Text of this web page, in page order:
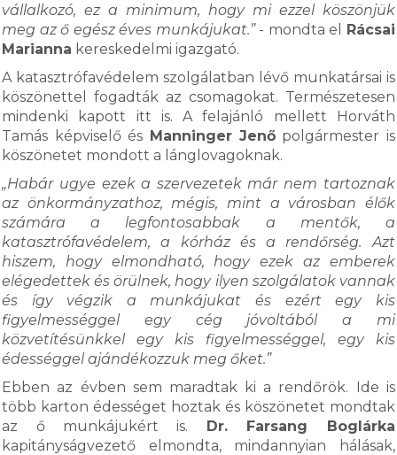
vállalkozó, ez a minimum, hogy mi ezzel köszönjük
meg az ő egész éves munkájukat.”- mondta el Rácsai
Marianna kereskedelmi igazgató.
A katasztrófavédelem szolgálatban lévő munkatársai is
köszönettel fogadták az csomagokat. Természetesen
mindenki kapott itt is. A felajánló mellett Horváth
Tamás képviselő és Manninger Jenőpolgármester is
köszönetet mondott a lánglovagoknak.
„Habár ugye ezek a szervezetek már nem tartoznak
az önkormányzathoz, mégis, mint a városban élők
számára a legfontosabbak a mentők, a
katasztrófavédelem, a kórház és a rendőrség. Azt
hiszem, hogy elmondható, hogy ezek az emberek
elégedettek és örülnek, hogy ilyen szolgálatok vannak
és így végzik a munkájukat és ezért egy kis
figyelmességgel egy cég jóvoltából a mi
közvetítésünkkel egy kis figyelmességgel, egy kis
édességgel ajándékozzuk meg őket.”
Ebben az évben sem maradtak ki a rendőrök. Ide is
több karton édességet hoztak és köszönetet mondtak
az ő munkájukért is. Dr. Farsang Boglárka
kapitányságvezető elmondta, mindannyian hálásak,